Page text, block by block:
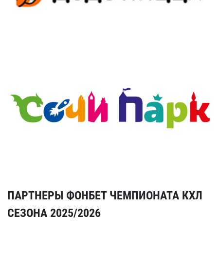
ПАРТНЕРЫ ФОНБЕТ ЧЕМПИОНАТА КХЛ
СЕЗОНА 2025/2026